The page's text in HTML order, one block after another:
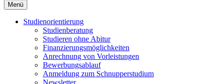
Menü
Studienorientierung
Studienberatung
Studieren ohne Abitur
Finanzierungsmöglichkeiten
Anrechnung von Vorleistungen
Bewerbungsablauf
Anmeldung zum Schnupperstudium
Newsletter